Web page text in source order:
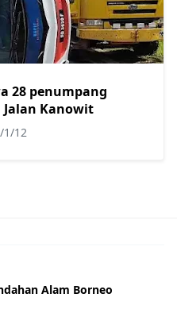
28 penumpang
Kanowit
1/12
Alam Borneo